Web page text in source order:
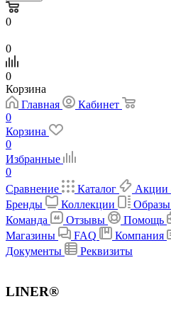
0
0
0
Корзина
Главная
Кабинет
0
Корзина
0
Избранные
0
Сравнение
Каталог Акции
Бренды
Коллекции Образы
Команда
Отзывы Помощь
Магазины
FAQ Компания
Документы
Реквизиты
LINER®